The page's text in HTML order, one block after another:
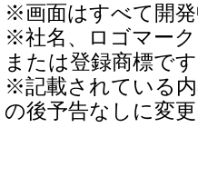
※画面はすべて開発
※社名、ロゴマー
または登録商標です
※記載されている
の後予告なしに変